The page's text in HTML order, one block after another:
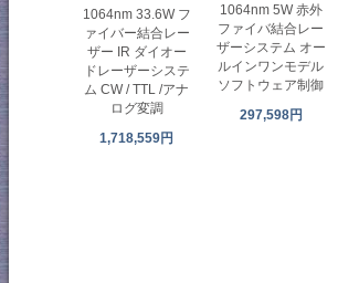
1064nm 33.6W フ
ァイバー結合レー
ザー IR ダイオー
ドレーザーシステ
ム CW / TTL /アナ
ログ変調
1,718,559円
1064nm 5W 赤外
ファイバ結合レー
ザーシステム オー
ルインワンモデル
ソフトウェア制御
297,598円